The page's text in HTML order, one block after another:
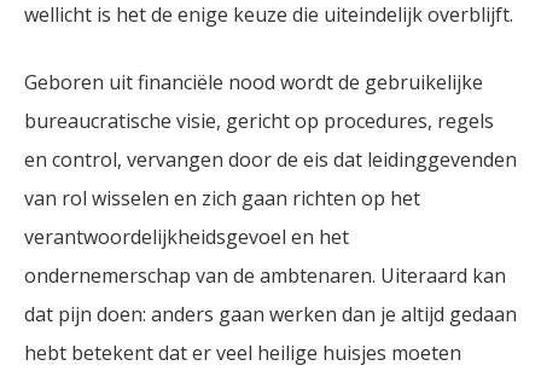
wellicht is het de enige keuze die uiteindelijk overblijft.
Geboren uit financiële nood wordt de gebruikelijke
bureaucratische visie, gericht op procedures, regels
en control, vervangen door de eis dat leidinggevenden
van rol wisselen en zich gaan richten op het
verantwoordelijkheidsgevoel en het
ondernemerschap van de ambtenaren. Uiteraard kan
dat pijn doen: anders gaan werken dan je altijd gedaan
hebt betekent dat er veel heilige huisjes moeten